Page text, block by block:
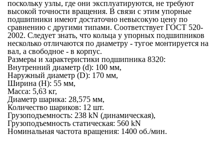
поскольку узлы, где они эксплуатируются, не требуют
высокой точности вращения. В связи с этим упорные
подшипники имеют достаточно невысокую цену по
сравнению с другими типами. Соответствует ГОСТ 520-
2002. Следует знать, что кольца у упорных подшипников
несколько отличаются по диаметру - тугое монтируется на
вал, а свободное - в корпус.
Размеры и характеристики подшипника 8320:
Внутренний диаметр (d): 100 мм,
Наружный диаметр (D): 170 мм,
Ширина (H): 55 мм,
Масса: 5,63 кг,
Диаметр шарика: 28,575 мм,
Количество шариков: 12 шт.
Грузоподъемность: 238 kN (динамическая),
Грузоподъемность статическая: 560 kN
Номинальная частота вращения: 1400 об./мин.